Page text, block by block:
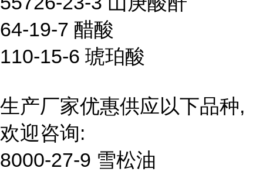
64-19-7 醋酸
110-15-6 琥珀酸
生产厂家优惠供应以下品种,
欢迎咨询:
8000-27-9 雪松油